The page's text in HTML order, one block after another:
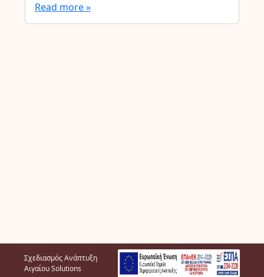
Read more »
Σχεδιασμός Ανάπτυξη
Αιγαίου Solutions